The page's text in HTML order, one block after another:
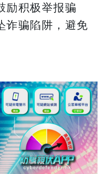
励积极举报骗
诈骗陷阱，避免